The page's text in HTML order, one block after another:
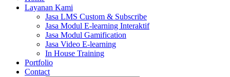
Layanan Kami
Jasa LMS Custom & Subscribe
Jasa Modul E-learning Interaktif
Jasa Modul Gamification
Jasa Video E-learning
In House Training
Portfolio
Contact